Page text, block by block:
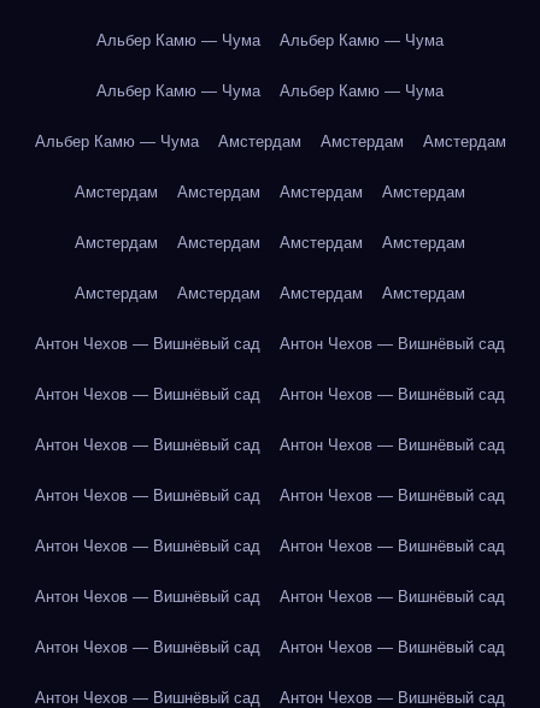
Альбер Камю — Чума Альбер Камю — Чума
Альбер Камю — Чума Альбер Камю — Чума
Альбер Камю — Чума Амстердам Амстердам Амстердам
Амстердам Амстердам Амстердам Амстердам
Амстердам Амстердам Амстердам Амстердам
Амстердам Амстердам Амстердам Амстердам
Антон Чехов — Вишнёвый сад Антон Чехов — Вишнёвый сад
Антон Чехов — Вишнёвый сад Антон Чехов — Вишнёвый сад
Антон Чехов — Вишнёвый сад Антон Чехов — Вишнёвый сад
Антон Чехов — Вишнёвый сад Антон Чехов — Вишнёвый сад
Антон Чехов — Вишнёвый сад Антон Чехов — Вишнёвый сад
Антон Чехов — Вишнёвый сад Антон Чехов — Вишнёвый сад
Антон Чехов — Вишнёвый сад Антон Чехов — Вишнёвый сад
Антон Чехов — Вишнёвый сад Антон Чехов — Вишнёвый сад